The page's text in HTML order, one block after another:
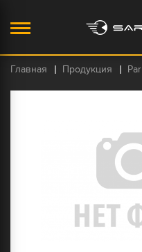
Главная Продукция